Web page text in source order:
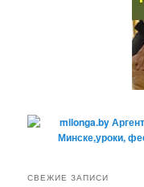
СВЕЖИЕ ЗАПИСИ